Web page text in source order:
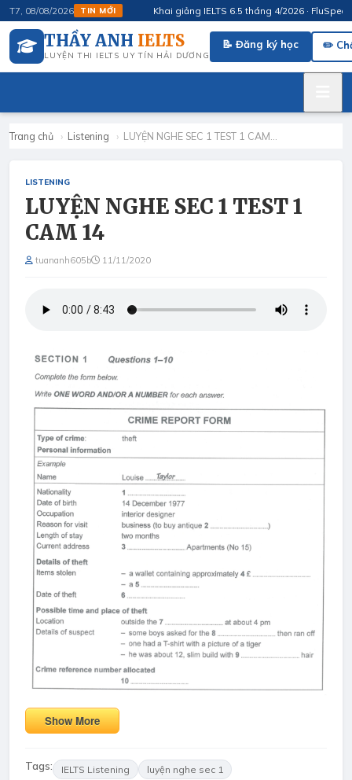
T7, 08/08/2026 TIN MỚI Khai giảng IELTS 6.5 tháng 4/2026 · FluSpeak
THẦY ANH IELTS
LUYỆN THI IELTS UY TÍN HẢI DƯƠNG
📝 Đăng ký học ✏️
Trang chủ › Listening › LUYỆN NGHE SEC 1 TEST 1 CAM…
LISTENING
LUYỆN NGHE SEC 1 TEST 1
CAM 14
tuananh605b 11/11/2020
Show More
Tags: IELTS Listening luyện nghe sec 1